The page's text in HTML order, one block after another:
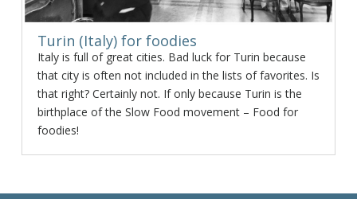
Turin (Italy) for foodies
Italy is full of great cities. Bad luck for Turin because
that city is often not included in the lists of favorites. Is
that right? Certainly not. If only because Turin is the
birthplace of the Slow Food movement – Food for
foodies!